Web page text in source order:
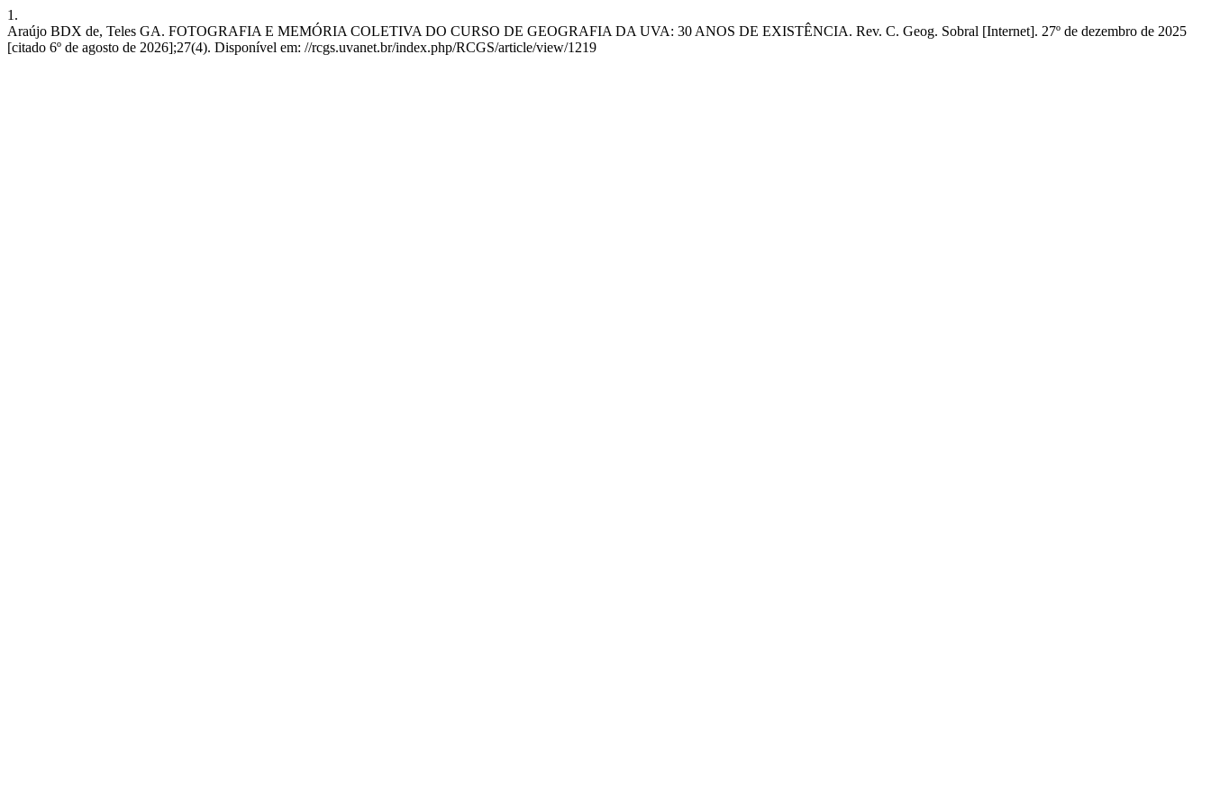
1.
Araújo BDX de, Teles GA. FOTOGRAFIA E MEMÓRIA COLETIVA DO CURSO DE GEOGRAFIA DA UVA: 30 ANOS DE EXISTÊNCIA. Rev. C. Geog. Sobral [Internet]. 27º de dezembro de 2025
[citado 6º de agosto de 2026];27(4). Disponível em: //rcgs.uvanet.br/index.php/RCGS/article/view/1219